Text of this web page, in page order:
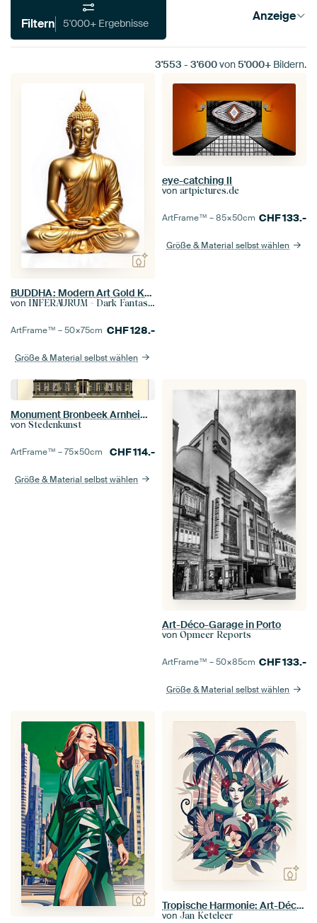
Filtern 5'000+ Ergebnisse Anzeige
3'553 - 3'600von5'000+ Bildern.
BUDDHA: Modern Art Gold Kunstdruck Wandbild
von INFERAURUM - Dark Fantasy Wall Art
ArtFrame™ –50×75cm CHF128.-
Größe & Material selbst wählen
eye-catching II
von artpictures.de
ArtFrame™ –85×50cm CHF133.-
Größe & Material selbst wählen
Monument Bronbeek Arnheim – Retro-Art-Déco-Wanddekoration eines ikonischen Gebäudes Ein warmes und handgefertigtes Kunstwerk des Denkmals Bronbeek in Arnheim. Mit seinem stilvollen Retro-Look und Art-Déco-Einflüssen ist dieses Werk eine zeitlose Wanddekoration für Liebhaber von Architektur, Kulturerbe und Design mit Charakter.
von Stedenkunst
ArtFrame™ –75×50cm CHF114.-
Größe & Material selbst wählen
Art-Déco-Garage in Porto
von Opmeer Reports
ArtFrame™ –50×85cm CHF133.-
Größe & Material selbst wählen
Tropische Harmonie: Art-Déco-Naturporträt
von Jan Keteleer